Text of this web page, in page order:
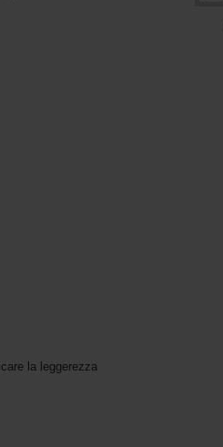
la leggerezza